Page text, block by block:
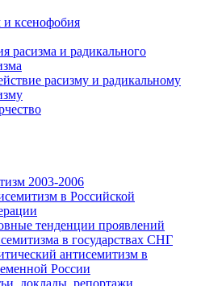
ксенофобия
расизма и радикального
расизму и радикальному
2003-2006
в Российской
тенденции проявлений
в государствах СНГ
антисемитизм в
России